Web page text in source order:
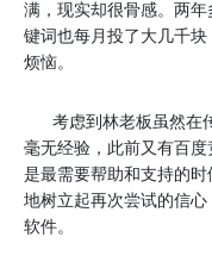
满，现实却很骨感。两
键词也每月投了大几千
烦恼。
考虑到林老板虽然在
毫无经验，此前又有百
是最需要帮助和支持的
地树立起再次尝试的信
软件。